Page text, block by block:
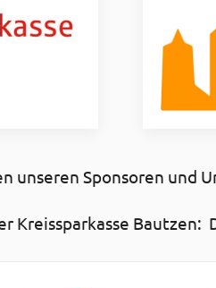
unseren Sponsoren und
Kreissparkasse Bautzen: